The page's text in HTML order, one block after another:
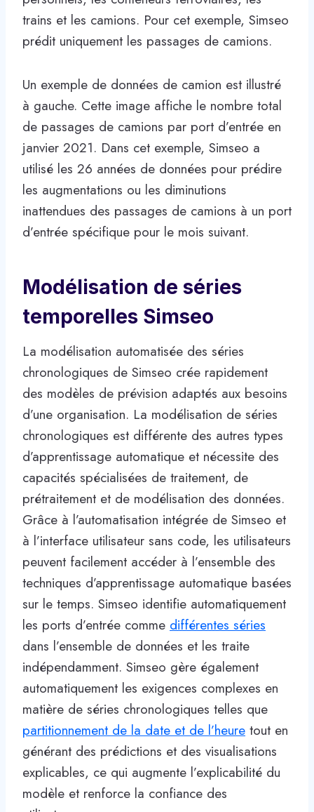
trains et les camions. Pour cet exemple, Simseo
prédit uniquement les passages de camions.
Un exemple de données de camion est illustré
à gauche. Cette image affiche le nombre total
de passages de camions par port d’entrée en
janvier 2021. Dans cet exemple, Simseo a
utilisé les 26 années de données pour prédire
les augmentations ou les diminutions
inattendues des passages de camions à un port
d’entrée spécifique pour le mois suivant.
Modélisation de séries
temporelles Simseo
La modélisation automatisée des séries
chronologiques de Simseo crée rapidement
des modèles de prévision adaptés aux besoins
d’une organisation. La modélisation de séries
chronologiques est différente des autres types
d’apprentissage automatique et nécessite des
capacités spécialisées de traitement, de
prétraitement et de modélisation des données.
Grâce à l’automatisation intégrée de Simseo et
à l’interface utilisateur sans code, les utilisateurs
peuvent facilement accéder à l’ensemble des
techniques d’apprentissage automatique basées
sur le temps. Simseo identifie automatiquement
les ports d’entrée comme différentes séries
dans l’ensemble de données et les traite
indépendamment. Simseo gère également
automatiquement les exigences complexes en
matière de séries chronologiques telles que
partitionnement de la date et de l’heure tout en
générant des prédictions et des visualisations
explicables, ce qui augmente l’explicabilité du
modèle et renforce la confiance des